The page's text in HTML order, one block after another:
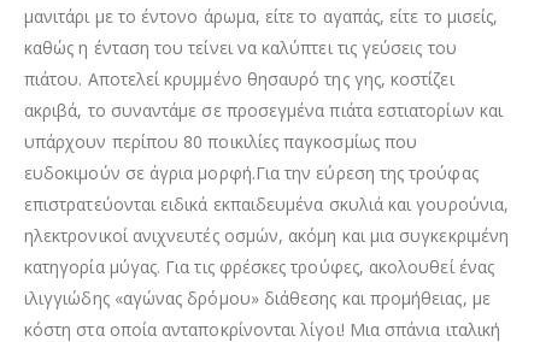
μανιτάρι με το έντονο άρωμα, είτε το αγαπάς, είτε το μισείς,
καθώς η ένταση του τείνει να καλύπτει τις γεύσεις του
πιάτου. Αποτελεί κρυμμένο θησαυρό της γης, κοστίζει
ακριβά, το συναντάμε σε προσεγμένα πιάτα εστιατορίων και
υπάρχουν περίπου 80 ποικιλίες παγκοσμίως που
ευδοκιμούν σε άγρια μορφή.Για την εύρεση της τρούφας
επιστρατεύονται ειδικά εκπαιδευμένα σκυλιά και γουρούνια,
ηλεκτρονικοί ανιχνευτές οσμών, ακόμη και μια συγκεκριμένη
κατηγορία μύγας. Για τις φρέσκες τρούφες, ακολουθεί ένας
ιλιγγιώδης «αγώνας δρόμου» διάθεσης και προμήθειας, με
κόστη στα οποία ανταποκρίνονται λίγοι! Μια σπάνια ιταλική